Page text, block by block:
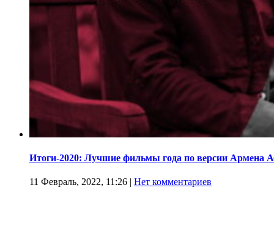
Итоги-2020: Лучшие фильмы года по версии Армена
11 Февраль, 2022, 11:26 | Нет комментариев